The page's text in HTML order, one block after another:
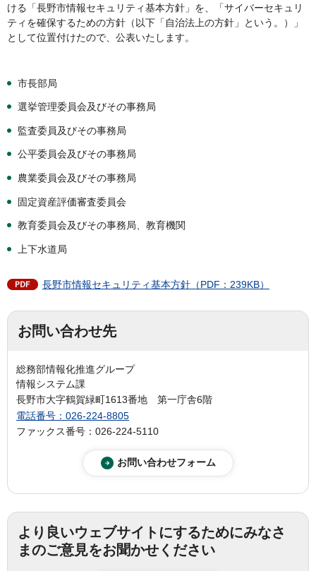
ける「長野市情報セキュリティ基本方針」を、「サイバーセキュリ
ティを確保するための方針（以下「自治法上の方針」という。）」
として位置付けたので、公表いたします。
市長部局
選挙管理委員会及びその事務局
監査委員及びその事務局
公平委員会及びその事務局
農業委員会及びその事務局
固定資産評価審査委員会
教育委員会及びその事務局、教育機関
上下水道局
長野市情報セキュリティ基本方針（PDF：239KB）
お問い合わせ先
総務部情報化推進グループ
情報システム課
長野市大字鶴賀緑町1613番地 第一庁舎6階
電話番号：026-224-8805
ファックス番号：026-224-5110
より良いウェブサイトにするためにみなさ
まのご意見をお聞かせください